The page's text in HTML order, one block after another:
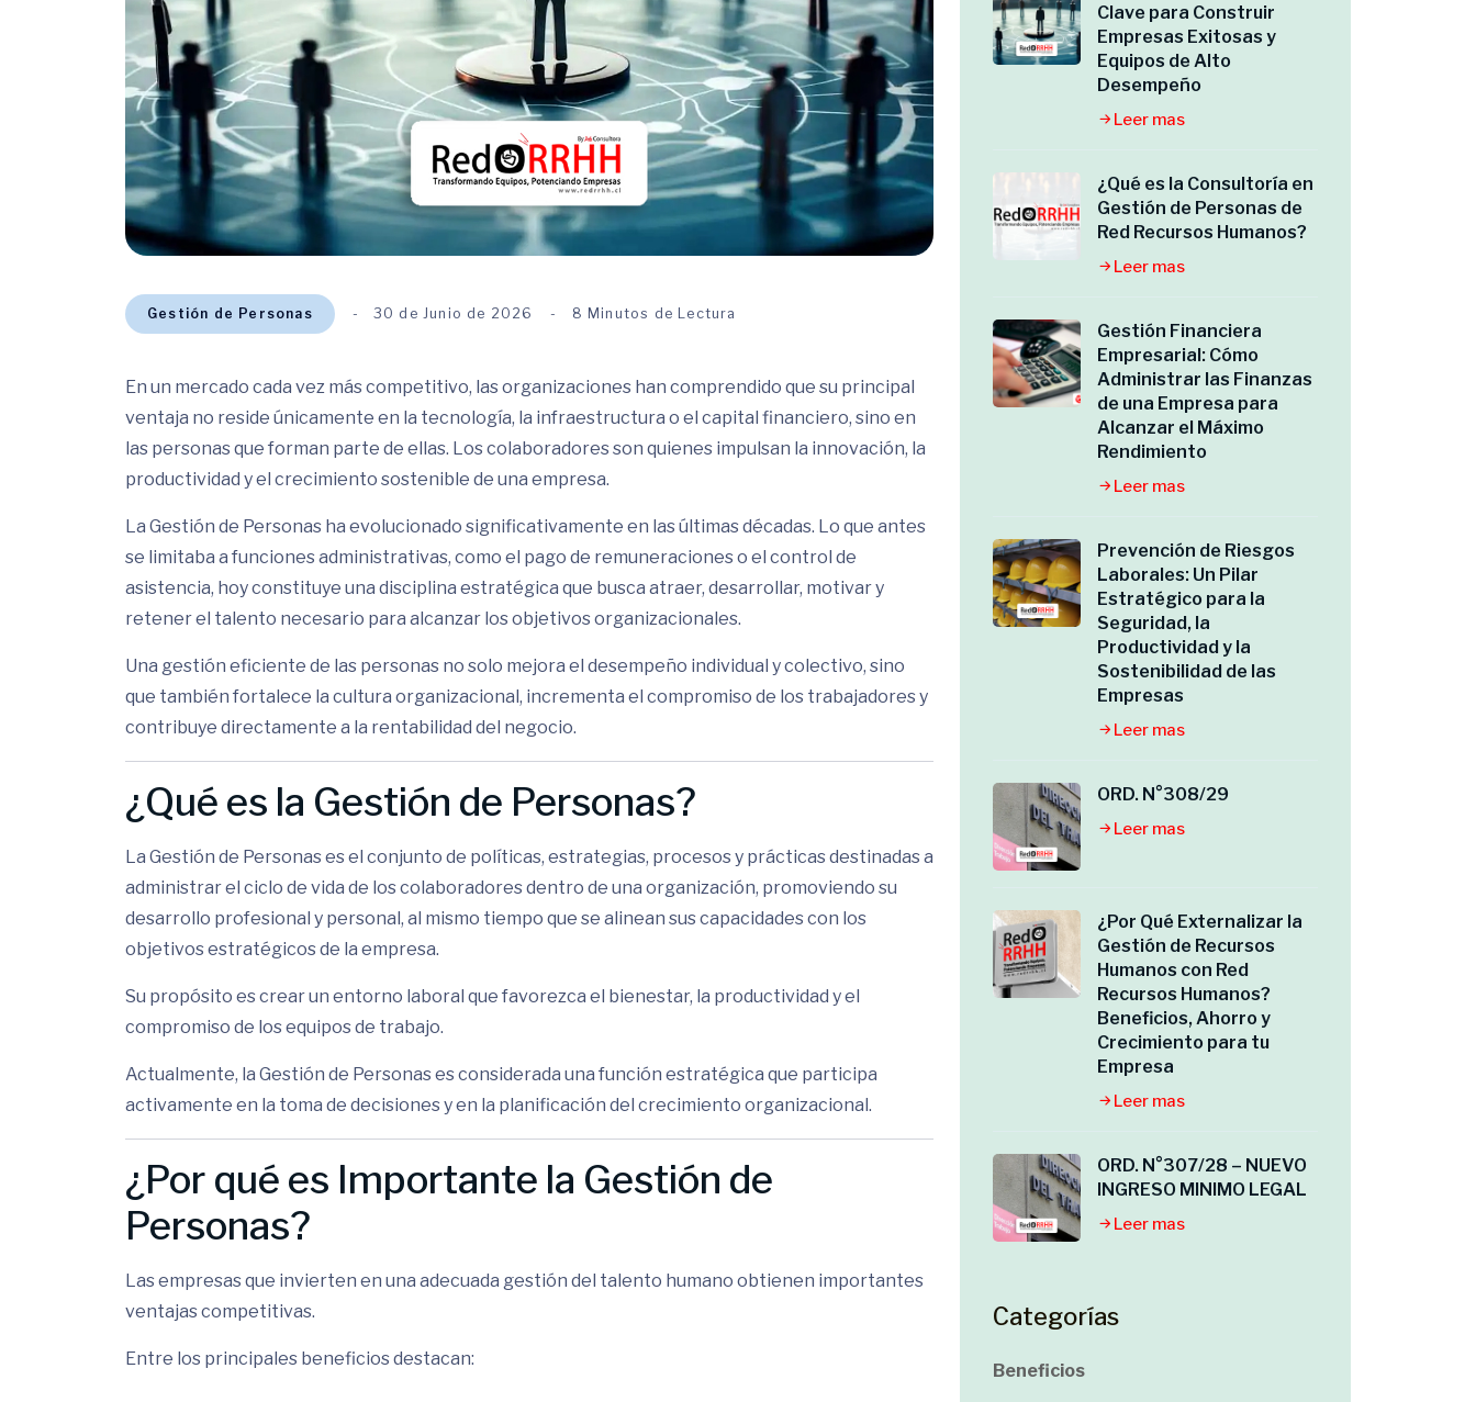
Gestión de Personas 30 de Junio de 2026 8 Minutos de Lectura
En un mercado cada vez más competitivo, las organizaciones han comprendido que su principal
ventaja no reside únicamente en la tecnología, la infraestructura o el capital financiero, sino en
las personas que forman parte de ellas. Los colaboradores son quienes impulsan la innovación, la
productividad y el crecimiento sostenible de una empresa.
La Gestión de Personas ha evolucionado significativamente en las últimas décadas. Lo que antes
se limitaba a funciones administrativas, como el pago de remuneraciones o el control de
asistencia, hoy constituye una disciplina estratégica que busca atraer, desarrollar, motivar y
retener el talento necesario para alcanzar los objetivos organizacionales.
Una gestión eficiente de las personas no solo mejora el desempeño individual y colectivo, sino
que también fortalece la cultura organizacional, incrementa el compromiso de los trabajadores y
contribuye directamente a la rentabilidad del negocio.
¿Qué es la Gestión de Personas?
La Gestión de Personas es el conjunto de políticas, estrategias, procesos y prácticas destinadas a
administrar el ciclo de vida de los colaboradores dentro de una organización, promoviendo su
desarrollo profesional y personal, al mismo tiempo que se alinean sus capacidades con los
objetivos estratégicos de la empresa.
Su propósito es crear un entorno laboral que favorezca el bienestar, la productividad y el
compromiso de los equipos de trabajo.
Actualmente, la Gestión de Personas es considerada una función estratégica que participa
activamente en la toma de decisiones y en la planificación del crecimiento organizacional.
¿Por qué es Importante la Gestión de
Personas?
Las empresas que invierten en una adecuada gestión del talento humano obtienen importantes
ventajas competitivas.
Entre los principales beneficios destacan:
Clave para Construir
Empresas Exitosas y
Equipos de Alto
Desempeño
Leer mas
¿Qué es la Consultoría en
Gestión de Personas de
Red Recursos Humanos?
Leer mas
Gestión Financiera
Empresarial: Cómo
Administrar las Finanzas
de una Empresa para
Alcanzar el Máximo
Rendimiento
Leer mas
Prevención de Riesgos
Laborales: Un Pilar
Estratégico para la
Seguridad, la
Productividad y la
Sostenibilidad de las
Empresas
Leer mas
ORD. N°308/29
Leer mas
¿Por Qué Externalizar la
Gestión de Recursos
Humanos con Red
Recursos Humanos?
Beneficios, Ahorro y
Crecimiento para tu
Empresa
Leer mas
ORD. N°307/28 – NUEVO
INGRESO MINIMO LEGAL
Leer mas
Categorías
Beneficios